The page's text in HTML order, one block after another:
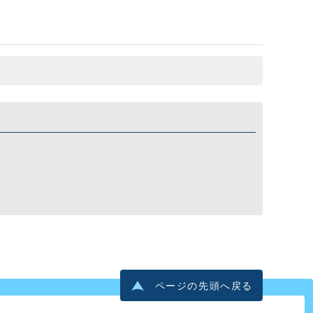
ページの先頭へ戻る